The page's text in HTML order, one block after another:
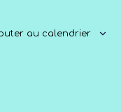
au calendrier